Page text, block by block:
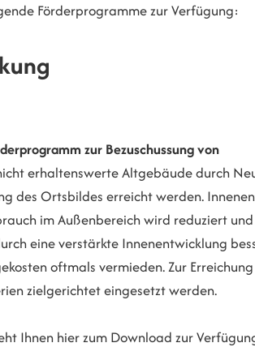
Förderprogramme zur Verfügung:
zur Bezuschussung von
erhaltenswerte Altgebäude durch
des Ortsbildes erreicht werden.
im Außenbereich wird reduziert
eine verstärkte Innenentwicklung
oftmals vermieden. Zur
zielgerichtet eingesetzt werden.
Ihnen hier zum Download zur